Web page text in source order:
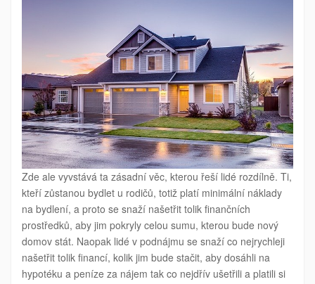
Zde ale vyvstává ta zásadní věc, kterou řeší lidé rozdílně. Ti,
kteří zůstanou bydlet u rodičů, totiž platí minimální náklady
na bydlení, a proto se snaží našetřit tolik finančních
prostředků, aby jim pokryly celou sumu, kterou bude nový
domov stát. Naopak lidé v podnájmu se snaží co nejrychleji
našetřit tolik financí, kolik jim bude stačit, aby dosáhli na
hypotéku a peníze za nájem tak co nejdřív ušetřili a platili si